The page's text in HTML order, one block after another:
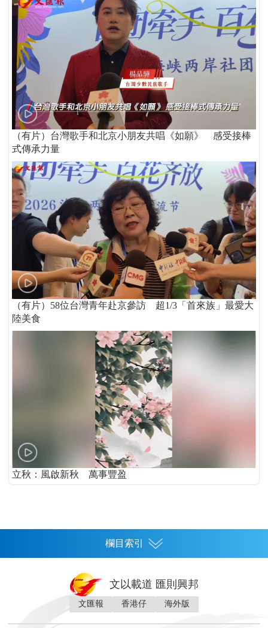
（有片）台灣歌手和北京小朋友共唱《如願》 感受接棒
式傳承力量
（有片）58位台灣青年赴京參訪 超1/3「首來族」最愛大
陸美食
立秋：風啟新秋 萬事豐盈
欄目索引
灣區人
文以載道 匯則興邦
文匯報 香港仔 海外版